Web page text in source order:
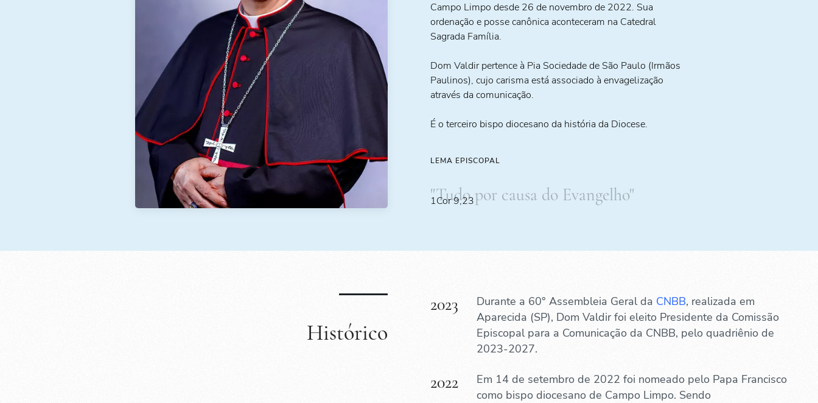
Campo Limpo desde 26 de novembro de 2022. Sua
ordenação e posse canônica aconteceram na Catedral
Sagrada Família.
Dom Valdir pertence à Pia Sociedade de São Paulo (Irmãos
Paulinos), cujo carisma está associado à envagelização
através da comunicação.
É o terceiro bispo diocesano da história da Diocese.
LEMA EPISCOPAL
"Tudo por causa do Evangelho"
1Cor 9,23
Histórico
2023 Durante a 60° Assembleia Geral da CNBB, realizada em
Aparecida (SP), Dom Valdir foi eleito Presidente da Comissão
Episcopal para a Comunicação da CNBB, pelo quadriênio de
2023-2027.
2022
Em 14 de setembro de 2022 foi nomeado pelo Papa Francisco
como bispo diocesano de Campo Limpo. Sendo